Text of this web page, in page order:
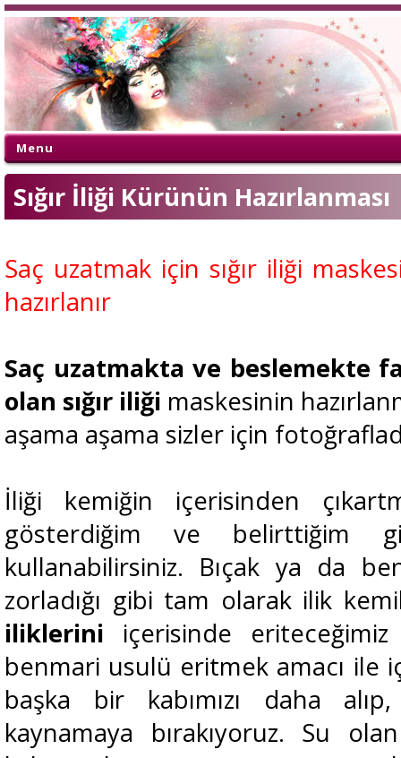
Menu
Sığır İliği Kürünün Hazırlanması
Saç uzatmak için sığır iliği
hazırlanır
Saç uzatmakta ve beslemekte
olan sığır iliği maskesinin
aşama aşama sizler için
İliği kemiğin içerisinden
gösterdiğim ve belirttiğim
kullanabilirsiniz. Bıçak ya da
zorladığı gibi tam olarak ilik
iliklerini içerisinde
benmari usulü eritmek amacı ile
başka bir kabımızı daha
kaynamaya bırakıyoruz. Su